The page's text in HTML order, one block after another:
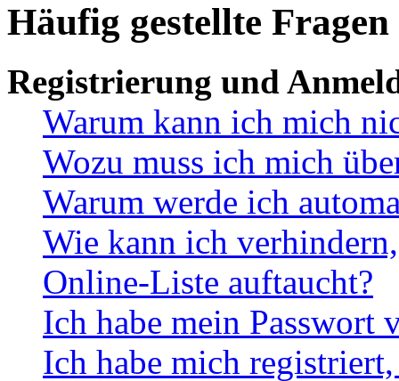
Häufig gestellte Fragen
Registrierung und
Warum kann ich mich
Wozu muss ich mich
Warum werde ich
Wie kann ich
Online-Liste auftaucht?
Ich habe mein Passwort
Ich habe mich